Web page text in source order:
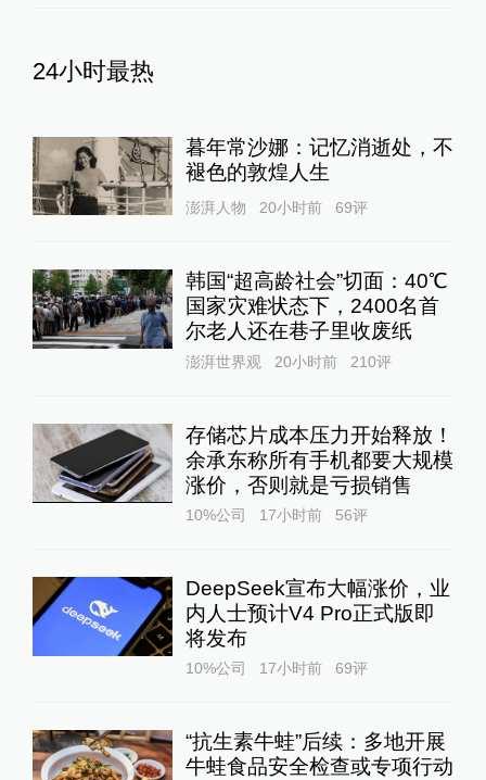
24小时最热
暮年常沙娜：记忆消逝处，不
褪色的敦煌人生
澎湃人物 20小时前 69评
韩国“超高龄社会”切面：40℃
国家灾难状态下，2400名首
尔老人还在巷子里收废纸
澎湃世界观 20小时前 210评
存储芯片成本压力开始释放！
余承东称所有手机都要大规模
涨价，否则就是亏损销售
10%公司 17小时前 56评
DeepSeek宣布大幅涨价，业
内人士预计V4 Pro正式版即
将发布
10%公司 17小时前 69评
“抗生素牛蛙”后续：多地开展
牛蛙食品安全检查或专项行动